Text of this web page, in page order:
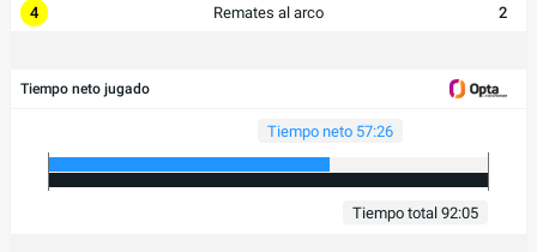
4 Remates al arco 2
Tiempo neto jugado
Tiempo neto 57:26
Tiempo total 92:05